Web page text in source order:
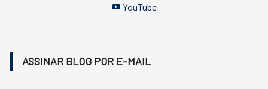
YouTube
ASSINAR BLOG POR E-MAIL